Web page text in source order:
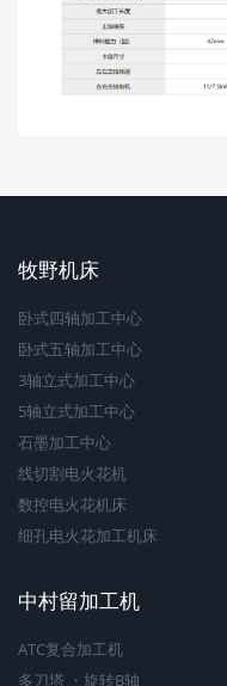
牧野机床
卧式四轴加工中心
卧式五轴加工中心
3轴立式加工中心
5轴立式加工中心
石墨加工中心
线切割电火花机
数控电火花机床
细孔电火花加工机床
中村留加工机
ATC复合加工机
多刀塔 ・旋转B轴